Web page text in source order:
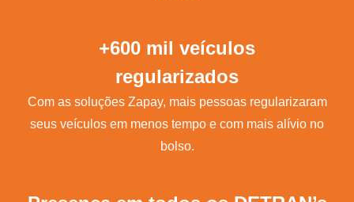
+600 mil veículos
regularizados
Com as soluções Zapay, mais pessoas regularizaram
seus veículos em menos tempo e com mais alívio no
bolso.